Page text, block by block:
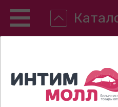
8-